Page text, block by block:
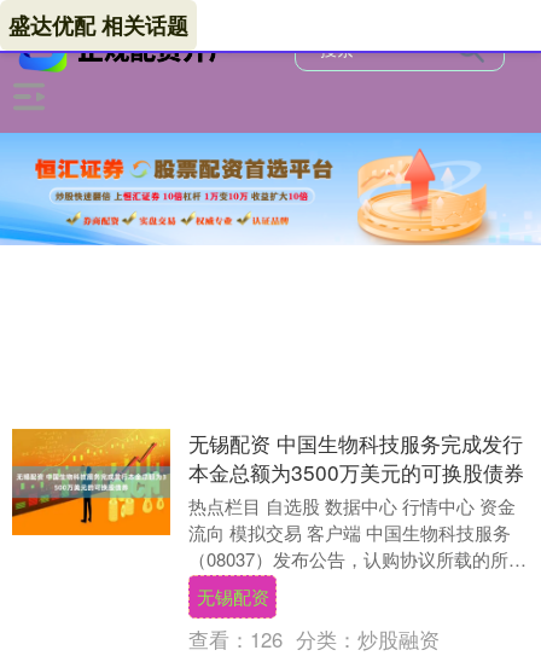
盛达优配 相关话题
无锡配资 中国生物科技服务完成发行
本金总额为3500万美元的可换股债券
热点栏目 自选股 数据中心 行情中心 资金
流向 模拟交易 客户端 中国生物科技服务
（08037）发布公告，认购协议所载的所有
先决条件均已达成，向认购人发行本金
总....
无锡配资
查看： 126 分类： 炒股融资